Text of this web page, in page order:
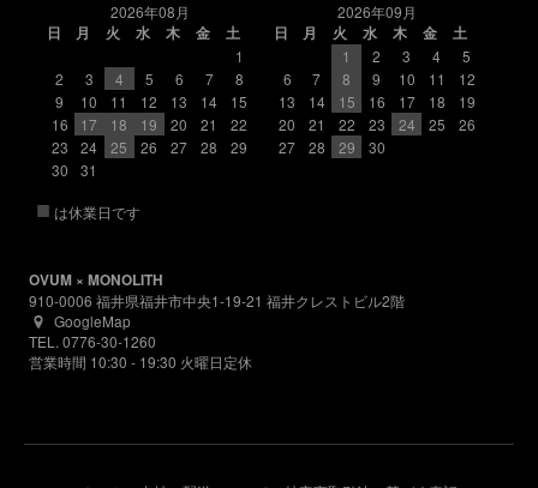
2026年08月
日
月 火 水 木 金
土
1
2
3 4 5 6 7
8
9
10 11 12 13 14
15
16
17 18 19 20 21
22
23
24 25 26 27 28
29
30
31
2026年09月
日
月 火 水 木 金
土
1
2 3 4
5
6
7 8 9 10 11
12
13
14 15 16 17 18
19
20
21 22 23 24 25
26
27
28 29 30
■ は休業日です
OVUM × MONOLITH
910-0006 福井県福井市中央1-19-21 福井クレストビル2階
GoogleMap
TEL. 0776-30-1260
営業時間 10:30 - 19:30 火曜日定休